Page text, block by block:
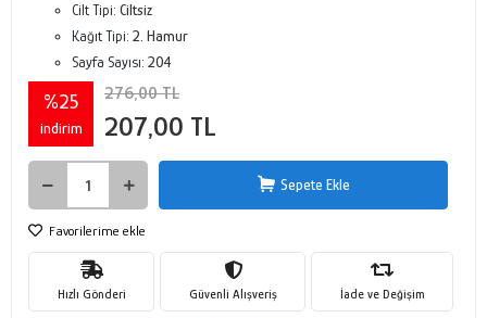
Cilt Tipi: Ciltsiz
Kağıt Tipi: 2. Hamur
Sayfa Sayısı: 204
%25
indirim
276,00 TL
207,00 TL
Sepete Ekle
Favorilerime ekle
Hızlı Gönderi Güvenli Alışveriş İade ve Değişim